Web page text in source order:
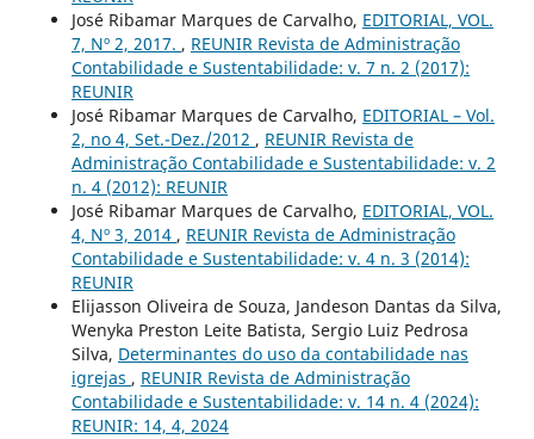
José Ribamar Marques de Carvalho, EDITORIAL, VOL.
7, Nº 2, 2017. , REUNIR Revista de Administração
Contabilidade e Sustentabilidade: v. 7 n. 2 (2017):
REUNIR
José Ribamar Marques de Carvalho, EDITORIAL – Vol.
2, no 4, Set.-Dez./2012 , REUNIR Revista de
Administração Contabilidade e Sustentabilidade: v. 2
n. 4 (2012): REUNIR
José Ribamar Marques de Carvalho, EDITORIAL, VOL.
4, Nº 3, 2014 , REUNIR Revista de Administração
Contabilidade e Sustentabilidade: v. 4 n. 3 (2014):
REUNIR
Elijasson Oliveira de Souza, Jandeson Dantas da Silva,
Wenyka Preston Leite Batista, Sergio Luiz Pedrosa
Silva, Determinantes do uso da contabilidade nas
igrejas , REUNIR Revista de Administração
Contabilidade e Sustentabilidade: v. 14 n. 4 (2024):
REUNIR: 14, 4, 2024